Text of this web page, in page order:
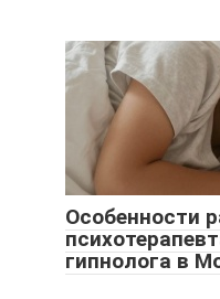
Особенности
гипнолога в